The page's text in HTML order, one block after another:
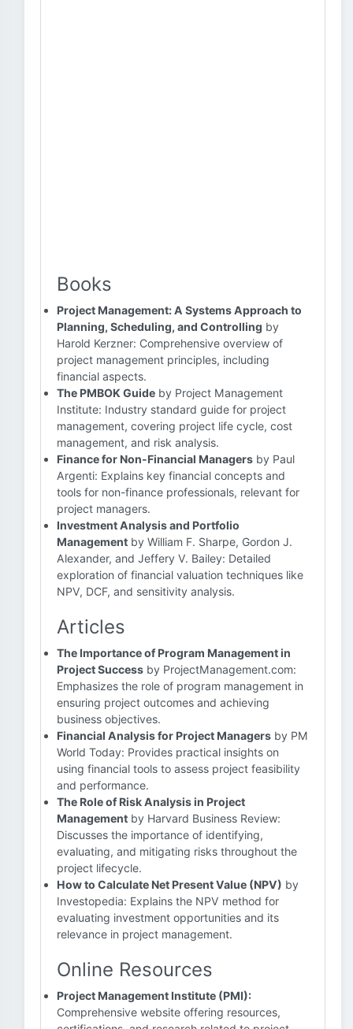
Books
Project Management: A Systems Approach to
Planning, Scheduling, and Controlling by
Harold Kerzner: Comprehensive overview of
project management principles, including
financial aspects.
The PMBOK Guide by Project Management
Institute: Industry standard guide for project
management, covering project life cycle, cost
management, and risk analysis.
Finance for Non-Financial Managers by Paul
Argenti: Explains key financial concepts and
tools for non-finance professionals, relevant for
project managers.
Investment Analysis and Portfolio
Management by William F. Sharpe, Gordon J.
Alexander, and Jeffery V. Bailey: Detailed
exploration of financial valuation techniques like
NPV, DCF, and sensitivity analysis.
Articles
The Importance of Program Management in
Project Success by ProjectManagement.com:
Emphasizes the role of program management in
ensuring project outcomes and achieving
business objectives.
Financial Analysis for Project Managers by PM
World Today: Provides practical insights on
using financial tools to assess project feasibility
and performance.
The Role of Risk Analysis in Project
Management by Harvard Business Review:
Discusses the importance of identifying,
evaluating, and mitigating risks throughout the
project lifecycle.
How to Calculate Net Present Value (NPV) by
Investopedia: Explains the NPV method for
evaluating investment opportunities and its
relevance in project management.
Online Resources
Project Management Institute (PMI):
Comprehensive website offering resources,